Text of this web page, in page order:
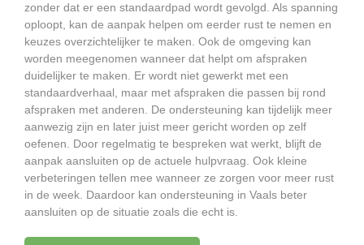
zonder dat er een standaardpad wordt gevolgd. Als spanning
oploopt, kan de aanpak helpen om eerder rust te nemen en
keuzes overzichtelijker te maken. Ook de omgeving kan
worden meegenomen wanneer dat helpt om afspraken
duidelijker te maken. Er wordt niet gewerkt met een
standaardverhaal, maar met afspraken die passen bij rond
afspraken met anderen. De ondersteuning kan tijdelijk meer
aanwezig zijn en later juist meer gericht worden op zelf
oefenen. Door regelmatig te bespreken wat werkt, blijft de
aanpak aansluiten op de actuele hulpvraag. Ook kleine
verbeteringen tellen mee wanneer ze zorgen voor meer rust
in de week. Daardoor kan ondersteuning in Vaals beter
aansluiten op de situatie zoals die echt is.